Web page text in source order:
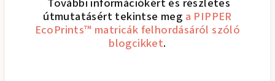
útmutatásért tekintse meg a PIPPER
EcoPrints™ matricák felhordásáról szóló
blogcikket.